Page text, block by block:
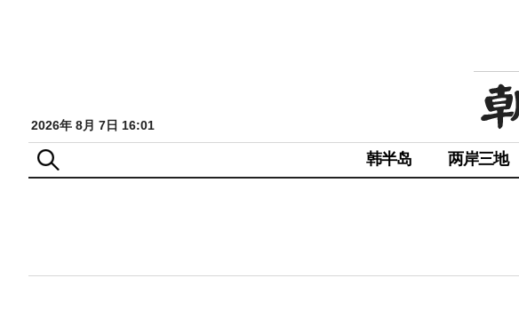
2026年 8月 7日 16:01
韩半岛 两岸三地